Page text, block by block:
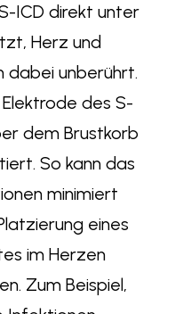
ICD direkt unter
Herz und
dabei unberührt.
des S-
dem Brustkorb
So kann das
minimiert
eines
im Herzen
Zum Beispiel,